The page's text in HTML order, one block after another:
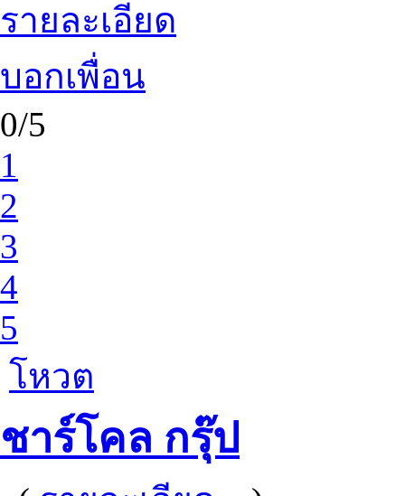
รายละเอียด
บอกเพื่อน
0/5
1
2
3
4
5
โหวต
ชาร์โคล กรุ๊ป